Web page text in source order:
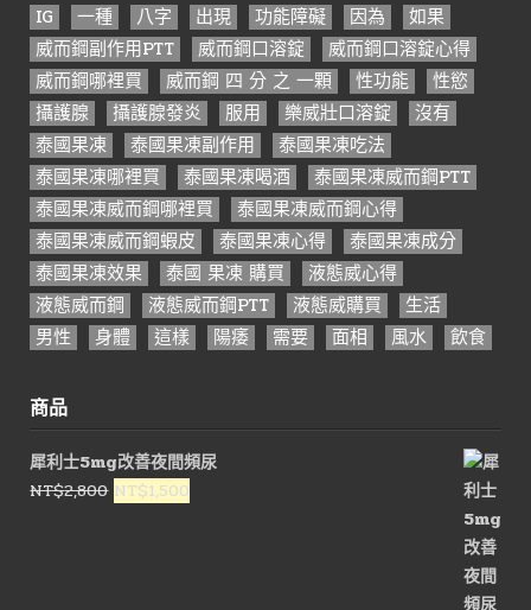
IG 一種 八字 出現 功能障礙 因為
如果
威而鋼副作用PTT
威而鋼口溶錠
威而鋼口溶錠心得
威而鋼哪裡買
威而鋼 四 分 之 一顆 性功能
性慾
攝護腺
攝護腺發炎 服用 樂威壯口溶錠
沒有
泰國果凍
泰國果凍副作用
泰國果凍吃法
泰國果凍哪裡買
泰國果凍喝酒
泰國果凍威而鋼PTT
泰國果凍威而鋼哪裡買
泰國果凍威而鋼心得
泰國果凍威而鋼蝦皮
泰國果凍心得
泰國果凍成分
泰國果凍效果
泰國 果凍 購買
液態威心得
液態威而鋼
液態威而鋼PTT 液態威購買
生活
男性
身體 這樣 陽痿 需要 面相 風水 飲食
商品
犀利士5mg改善夜間頻尿
NT$2,800 原
NT$1,500